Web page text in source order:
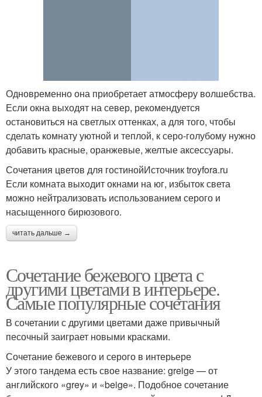
Одновременно она приобретает атмосферу волшебства.
Если окна выходят на север, рекомендуется
остановиться на светлых оттенках, а для того, чтобы
сделать комнату уютной и теплой, к серо-голубому нужно
добавить красные, оранжевые, желтые аксессуары.
Сочетания цветов для гостинойИсточник troyfora.ru
Если комната выходит окнами на юг, избыток света
можно нейтрализовать использованием серого и
насыщенного бирюзового.
читать дальше →
Сочетание бежевого цвета с
другими цветами в интерьере.
Самые популярные сочетания
В сочетании с другими цветами даже привычный
песочный заиграет новыми красками.
Сочетание бежевого и серого в интерьере
У этого тандема есть свое название: greige — от
английского «grey» и «beige». Подобное сочетание